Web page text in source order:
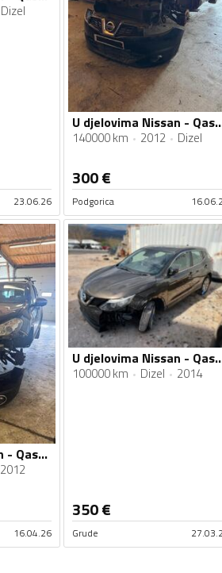
Dizel
23.06.26
U djelovima
140000 km 2012 Dizel
300€
Podgorica
U djelovima Nissan - Qashqai 1.6dci
2012
16.04.26
U djelovima Nissan -
100000 km Dizel 2014
350€
Grude